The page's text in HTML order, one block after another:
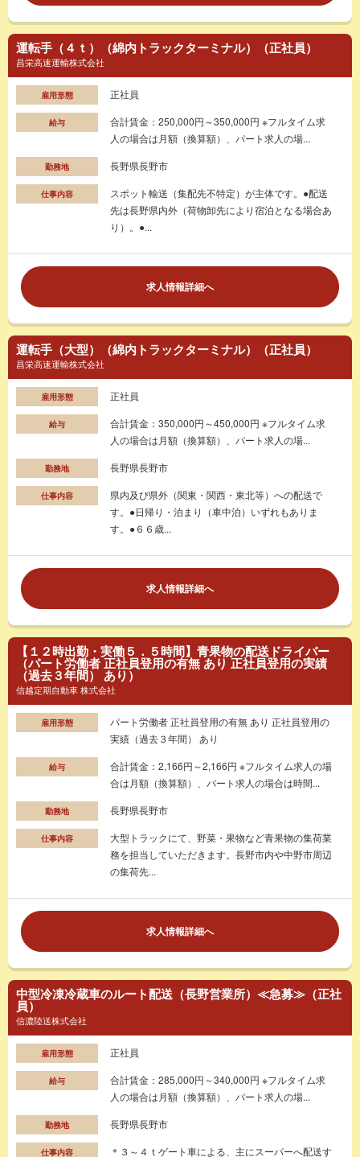
運転手（４ｔ）（綿内トラックターミナル）（正社員）
昌栄高速運輸株式会社
雇用形態 正社員
給与
合計賃金：250,000円～350,000円 ※フルタイム求
人の場合は月額（換算額）、パート求人の場...
勤務地 長野県長野市
仕事内容
スポット輸送（集配先不特定）が主体です。●配送
先は長野県内外（荷物卸先により宿泊となる場合あ
り）。●...
求人情報詳細へ
運転手（大型）（綿内トラックターミナル）（正社員）
昌栄高速運輸株式会社
雇用形態 正社員
給与
合計賃金：350,000円～450,000円 ※フルタイム求
人の場合は月額（換算額）、パート求人の場...
勤務地 長野県長野市
仕事内容
県内及び県外（関東・関西・東北等）への配送で
す。●日帰り・泊まり（車中泊）いずれもありま
す。●６６歳...
求人情報詳細へ
【１２時出勤・実働５．５時間】青果物の配送ドライバー
（パート労働者 正社員登用の有無 あり 正社員登用の実績
（過去３年間） あり）
信越定期自動車 株式会社
雇用形態
パート労働者 正社員登用の有無 あり 正社員登用の
実績（過去３年間） あり
給与
合計賃金：2,166円～2,166円 ※フルタイム求人の場
合は月額（換算額）、パート求人の場合は時間...
勤務地 長野県長野市
仕事内容
大型トラックにて、野菜・果物など青果物の集荷業
務を担当していただきます。長野市内や中野市周辺
の集荷先...
求人情報詳細へ
中型冷凍冷蔵車のルート配送（長野営業所）≪急募≫（正社
員）
信濃陸送株式会社
雇用形態 正社員
給与
合計賃金：285,000円～340,000円 ※フルタイム求
人の場合は月額（換算額）、パート求人の場...
勤務地 長野県長野市
仕事内容 ＊３～４ｔゲート車による、主にスーパーへ配送す